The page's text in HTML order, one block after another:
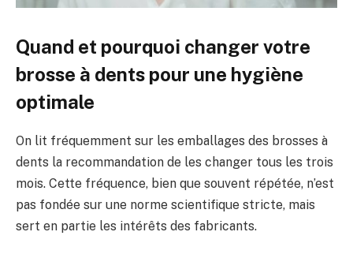
Quand et pourquoi changer votre
brosse à dents pour une hygiène
optimale
On lit fréquemment sur les emballages des brosses à
dents la recommandation de les changer tous les trois
mois. Cette fréquence, bien que souvent répétée, n’est
pas fondée sur une norme scientifique stricte, mais
sert en partie les intérêts des fabricants.